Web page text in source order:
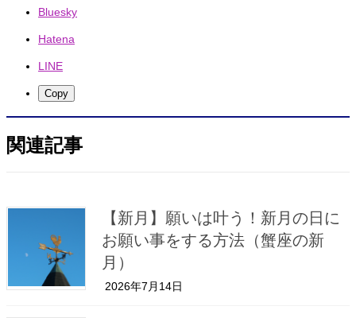
Bluesky
Hatena
LINE
Copy
関連記事
【新月】願いは叶う！新月の日に
お願い事をする方法（蟹座の新
月）
2026年7月14日